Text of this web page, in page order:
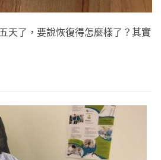
天了，要說恢復得怎麼樣了？其實